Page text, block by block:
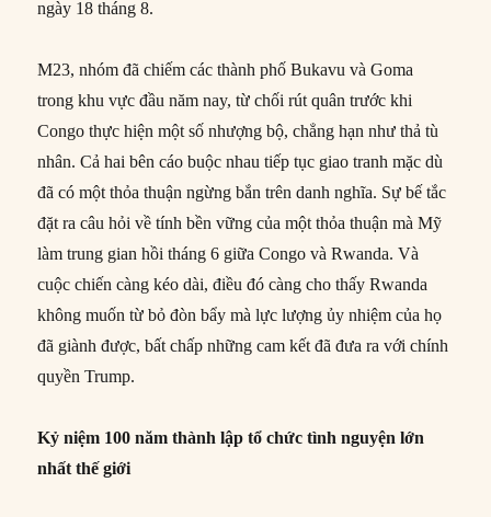
ngày 18 tháng 8.
M23, nhóm đã chiếm các thành phố Bukavu và Goma
trong khu vực đầu năm nay, từ chối rút quân trước khi
Congo thực hiện một số nhượng bộ, chẳng hạn như thả tù
nhân. Cả hai bên cáo buộc nhau tiếp tục giao tranh mặc dù
đã có một thỏa thuận ngừng bắn trên danh nghĩa. Sự bế tắc
đặt ra câu hỏi về tính bền vững của một thỏa thuận mà Mỹ
làm trung gian hồi tháng 6 giữa Congo và Rwanda. Và
cuộc chiến càng kéo dài, điều đó càng cho thấy Rwanda
không muốn từ bỏ đòn bẩy mà lực lượng ủy nhiệm của họ
đã giành được, bất chấp những cam kết đã đưa ra với chính
quyền Trump.
Kỷ niệm 100 năm thành lập tổ chức tình nguyện lớn
nhất thế giới